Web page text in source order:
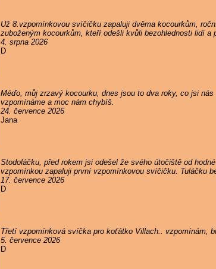
Už 8.vzpomínkovou svíčičku zapaluji dvěma kocourkům,
zuboženým kocourkům, kteří odešli kvůli bezohlednosti lidí
4. srpna 2026
D
Méďo, můj zrzavý kocourku, dnes jsou to dva roky, co jsi
vzpomínáme a moc nám chybíš.
24. července 2026
Jana
Stodoláčku, před rokem jsi odešel že svého útočiště od
vzpomínkou zapaluji první vzpomínkovou svíčičku. Tuláčku
17. července 2026
D
Třetí vzpomínková svíčka pro koťátko Villach.. vzpomínám,
5. července 2026
D